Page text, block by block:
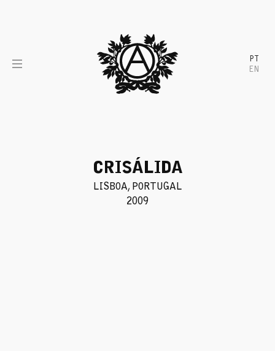
PT
EN
CRISÁLIDA
LISBOA, PORTUGAL
2009